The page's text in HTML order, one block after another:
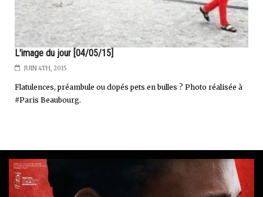
L'image du jour [04/05/15]
JUIN 4TH, 2015
Flatulences, préambule ou dopés pets en bulles ? Photo réalisée à
#Paris Beaubourg.